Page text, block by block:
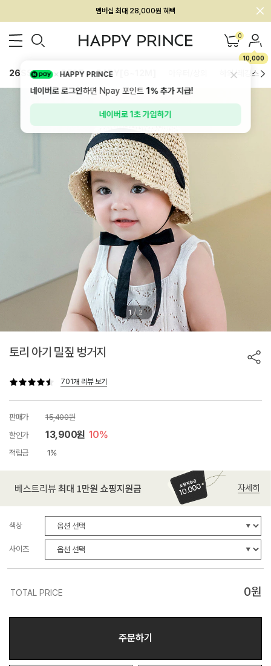
회원전용 아울렛, 가입하면 ~60% 할인!
멤버십 최대 28,000원 혜택 0
10,000
26SS 신상 BEST BABY[6~12M] 하의/레깅스
1 / 2
토리 아기 밀짚 벙거지
701개 리뷰 보기
판매가
15,400원
할인가
13,900원 10%
적립금 1%
색상
사이즈
TOTAL PRICE 0원
주문하기
HAPPY PRINCE
네이버로 로그인하면 Npay 포인트1%추가 지급!
네이버로 1초 가입하기